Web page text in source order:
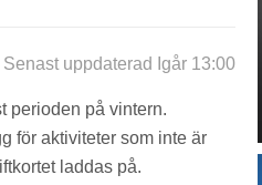
Senast uppdaterad Igår 13:00
perioden på vintern.
för aktiviteter som inte är
laddas på.